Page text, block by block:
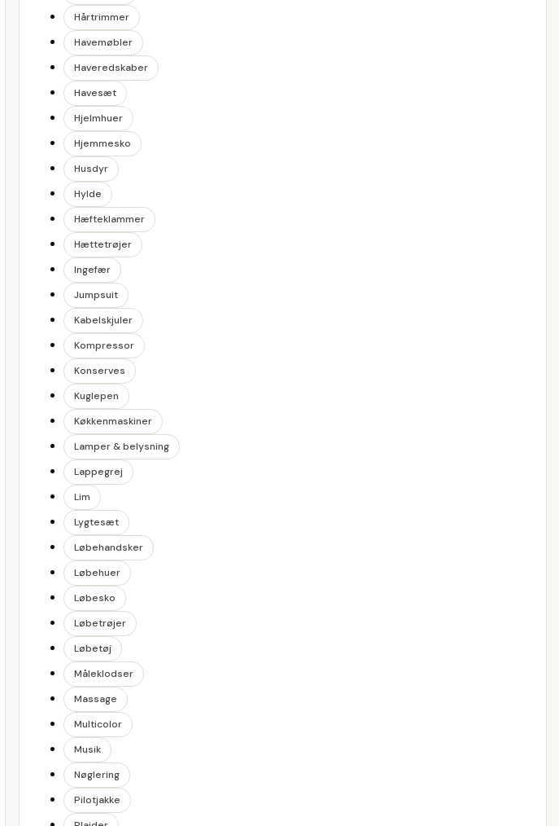
Hårtrimmer
Havemøbler
Haveredskaber
Havesæt
Hjelmhuer
Hjemmesko
Husdyr
Hylde
Hæfteklammer
Hættetrøjer
Ingefær
Jumpsuit
Kabelskjuler
Kompressor
Konserves
Kuglepen
Køkkenmaskiner
Lamper & belysning
Lappegrej
Lim
Lygtesæt
Løbehandsker
Løbehuer
Løbesko
Løbetrøjer
Løbetøj
Måleklodser
Massage
Multicolor
Musik
Nøglering
Pilotjakke